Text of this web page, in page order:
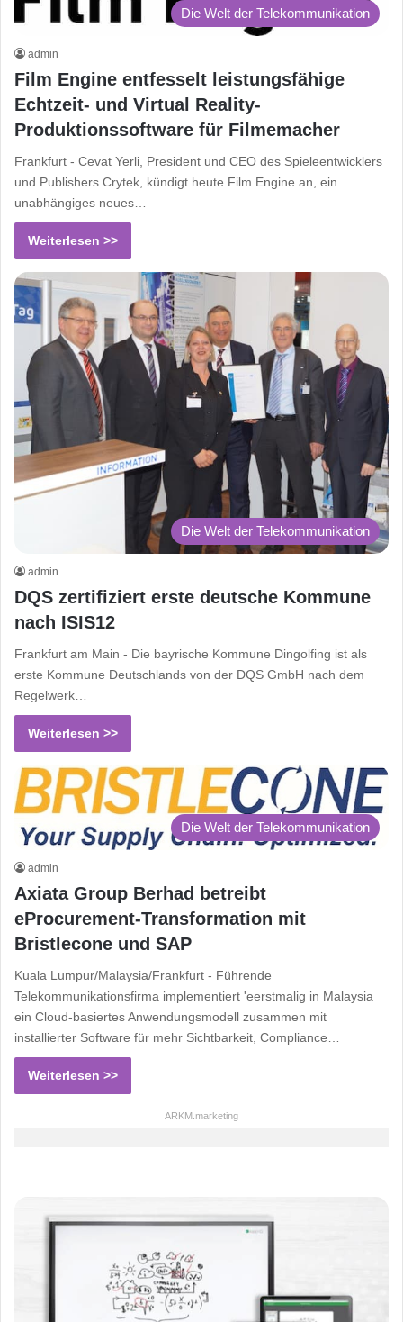
Die Welt der Telekommunikation
admin
Film Engine entfesselt leistungsfähige
Echtzeit- und Virtual Reality-
Produktionssoftware für Filmemacher
Frankfurt - Cevat Yerli, President und CEO des Spieleentwicklers
und Publishers Crytek, kündigt heute Film Engine an, ein
unabhängiges neues…
Weiterlesen >>
Die Welt der Telekommunikation
admin
DQS zertifiziert erste deutsche Kommune
nach ISIS12
Frankfurt am Main - Die bayrische Kommune Dingolfing ist als
erste Kommune Deutschlands von der DQS GmbH nach dem
Regelwerk…
Weiterlesen >>
Die Welt der Telekommunikation
admin
Axiata Group Berhad betreibt
eProcurement-Transformation mit
Bristlecone und SAP
Kuala Lumpur/Malaysia/Frankfurt - Führende
Telekommunikationsfirma implementiert 'eerstmalig in Malaysia
ein Cloud-basiertes Anwendungsmodell zusammen mit
installierter Software für mehr Sichtbarkeit, Compliance…
Weiterlesen >>
ARKM.marketing